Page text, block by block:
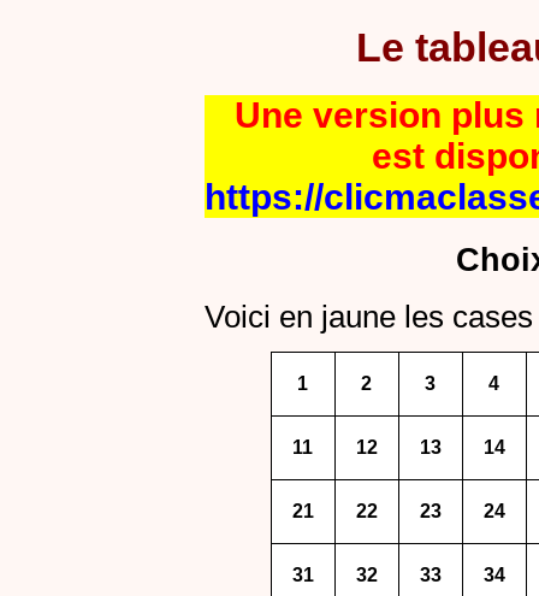
Le
Une version plus
est
https://
Voici en jaune les
1 2 3 4
11 12 13 14
21 22 23 24
31 32 33 34